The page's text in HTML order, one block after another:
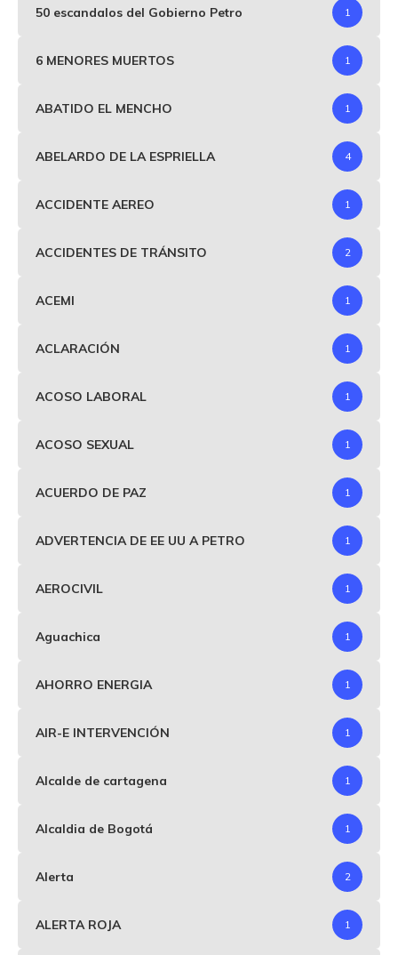
50 escandalos del Gobierno Petro 1
6 MENORES MUERTOS 1
ABATIDO EL MENCHO 1
ABELARDO DE LA ESPRIELLA 4
ACCIDENTE AEREO 1
ACCIDENTES DE TRÁNSITO 2
ACEMI 1
ACLARACIÓN 1
ACOSO LABORAL 1
ACOSO SEXUAL 1
ACUERDO DE PAZ 1
ADVERTENCIA DE EE UU A PETRO 1
AEROCIVIL 1
Aguachica 1
AHORRO ENERGIA 1
AIR-E INTERVENCIÓN 1
Alcalde de cartagena 1
Alcaldia de Bogotá 1
Alerta 2
ALERTA ROJA 1